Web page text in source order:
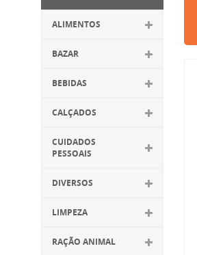
ALIMENTOS
BAZAR
BEBIDAS
CALÇADOS
CUIDADOS
PESSOAIS
DIVERSOS
LIMPEZA
RAÇÃO ANIMAL